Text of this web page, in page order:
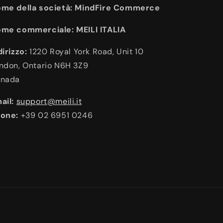
della società: MindFire Commerce
commerciale: MEILI ITALIA
1220 Royal York Road, Unit 10
Ontario N6H 3Z9
support@meili.it
+39 02 6951 0246